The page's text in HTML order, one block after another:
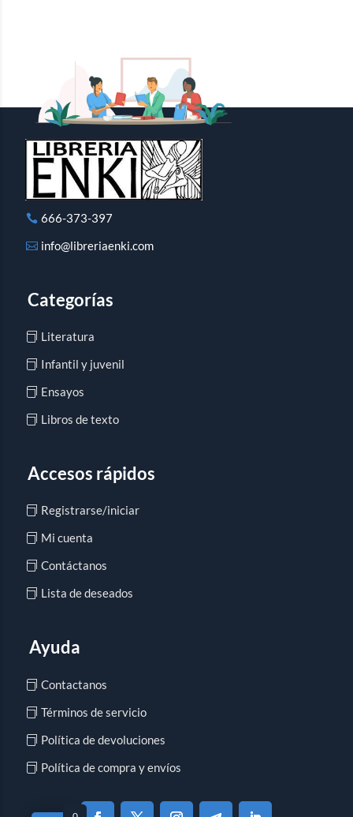
666-373-397
info@libreriaenki.com
Categorías
Literatura
Infantil y juvenil
Ensayos
Libros de texto
Accesos rápidos
Registrarse/iniciar
Mi cuenta
Contáctanos
Lista de deseados
Ayuda
Contactanos
Términos de servicio
Política de devoluciones
Política de compra y envíos